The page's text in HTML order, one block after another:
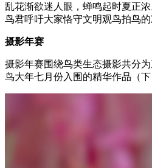
乱花渐欲迷人眼，蝉鸣起时夏正
鸟君呼吁大家恪守文明观鸟拍鸟
摄影年赛
摄影年赛围绕鸟类生态摄影共分
鸟大年七月份入围的精华作品（